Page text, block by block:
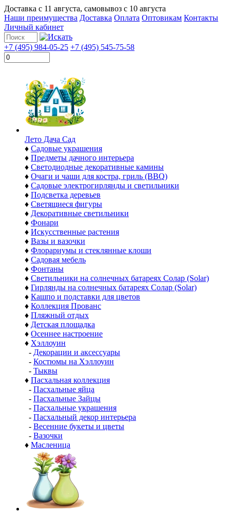
Доставка с 11 августа, самовывоз с 10 августа
Наши преимущества Доставка Оплата Оптовикам Контакты
Личный кабинет
+7 (495) 984-05-25 +7 (495) 545-75-58
Лето Дача Сад
♦ Садовые украшения
♦ Предметы дачного интерьера
♦ Светодиодные декоративные камины
♦ Очаги и чаши для костра, гриль (BBQ)
♦ Садовые электрогирлянды и светильники
♦ Подсветка деревьев
♦ Светящиеся фигуры
♦ Декоративные светильники
♦ Фонари
♦ Искусственные растения
♦ Вазы и вазочки
♦ Флорариумы и стеклянные клоши
♦ Садовая мебель
♦ Фонтаны
♦ Светильники на солнечных батареях Солар (Solar)
♦ Гирлянды на солнечных батареях Солар (Solar)
♦ Кашпо и подставки для цветов
♦ Коллекция Прованс
♦ Пляжный отдых
♦ Детская площадка
♦ Осеннее настроение
♦ Хэллоуин
- Декорации и аксессуары
- Костюмы на Хэллоуин
- Тыквы
♦ Пасхальная коллекция
- Пасхальные яйца
- Пасхальные Зайцы
- Пасхальные украшения
- Пасхальный декор интерьера
- Весенние букеты и цветы
- Вазочки
♦ Масленица